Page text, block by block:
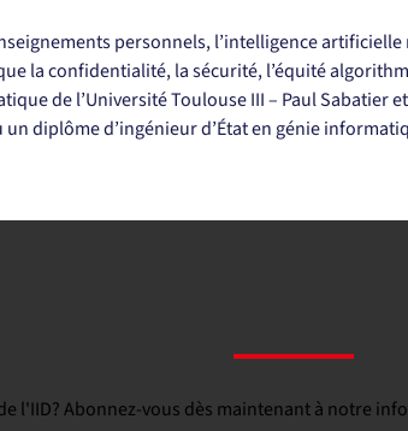
personnels, l’intelligence
la confidentialité, la sécurité, l’équité
de l’Université Toulouse III – Paul Sabatier
diplôme d’ingénieur d’État en génie
l'IID? Abonnez-vous dès maintenant à notre